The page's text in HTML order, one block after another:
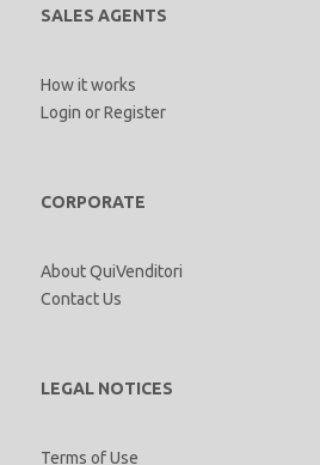
SALES AGENTS
How it works
Login orRegister
CORPORATE
About QuiVenditori
Contact Us
LEGAL NOTICES
Terms of Use